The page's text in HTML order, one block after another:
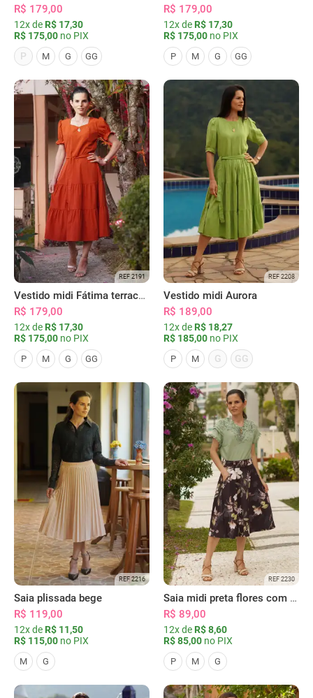
R$ 179,00
12x de R$ 17,30
R$ 175,00 no PIX
P
M G GG
R$ 179,00
12x de R$ 17,30
R$ 175,00 no PIX
P M G GG
REF 2191
Vestido midi Fátima terracota
R$ 179,00
12x de R$ 17,30
R$ 175,00 no PIX
P M G GG
REF 2208
Vestido midi Aurora
R$ 189,00
12x de R$ 18,27
R$ 185,00 no PIX
P M G GG
REF 2216
Saia plissada bege
R$ 119,00
12x de R$ 11,50
R$ 115,00 no PIX
M G
REF 2230
Saia midi preta flores com bolsos
R$ 89,00
12x de R$ 8,60
R$ 85,00 no PIX
P M G